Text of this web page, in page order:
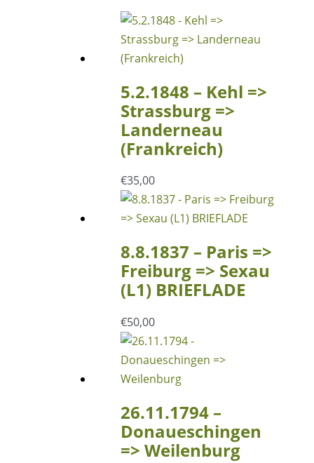
5.2.1848 – Kehl =>
Strassburg =>
Landerneau
(Frankreich)
€35,00
8.8.1837 – Paris =>
Freiburg => Sexau
(L1) BRIEFLADE
€50,00
26.11.1794 –
Donaueschingen
=> Weilenburg